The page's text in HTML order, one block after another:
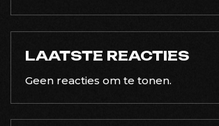
LAATSTE REACTIES
Geen reacties om te tonen.